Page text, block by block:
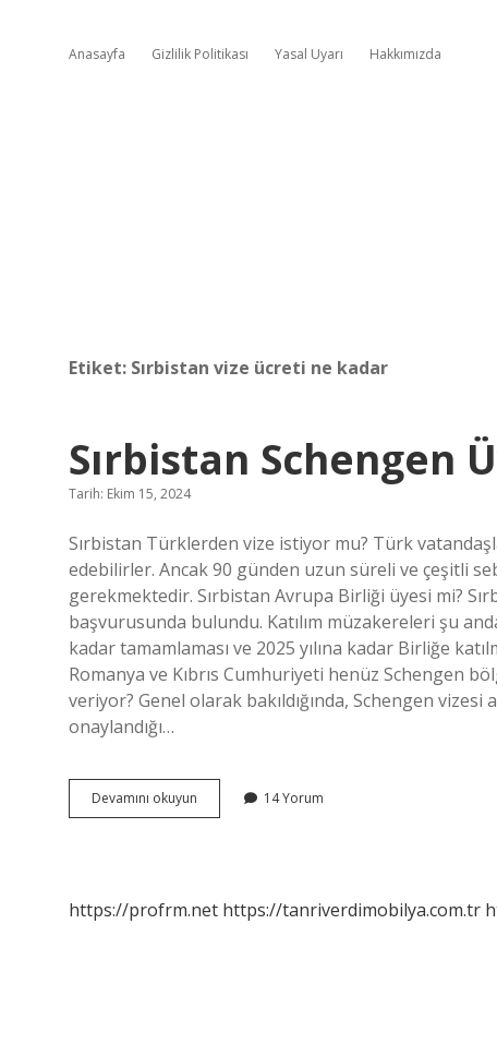
Anasayfa Gizlilik Politikası Yasal Uyarı Hakkımızda
Etiket: Sırbistan vize ücreti ne kadar
Sırbistan Schengen
Tarih: Ekim 15, 2024
Sırbistan Türklerden vize istiyor mu? Türk
edebilirler. Ancak 90 günden uzun süreli ve çeşitli
gerekmektedir. Sırbistan Avrupa Birliği üyesi mi?
başvurusunda bulundu. Katılım müzakereleri şu
kadar tamamlaması ve 2025 yılına kadar Birliğe
Romanya ve Kıbrıs Cumhuriyeti henüz Schengen
veriyor? Genel olarak bakıldığında, Schengen
onaylandığı…
Devamını okuyun Sırbistan
Schengen
14 Yorum
https://profrm.net https://tanriverdimobilya.com.tr